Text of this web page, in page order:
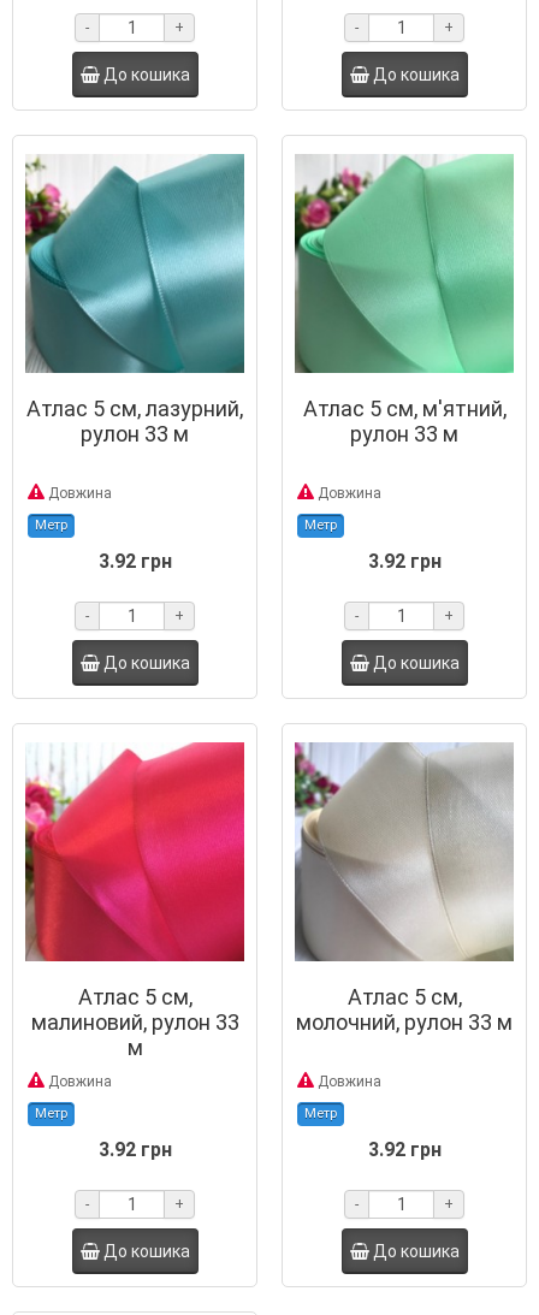
- +
До кошика
- +
До кошика
Атлас 5 см, лазурний,
рулон 33 м
Довжина
Метр
3.92 грн
- +
До кошика
Атлас 5 см, м'ятний,
рулон 33 м
Довжина
Метр
3.92 грн
- +
До кошика
Атлас 5 см,
малиновий, рулон 33
м
Довжина
Метр
3.92 грн
- +
До кошика
Атлас 5 см,
молочний, рулон 33 м
Довжина
Метр
3.92 грн
- +
До кошика